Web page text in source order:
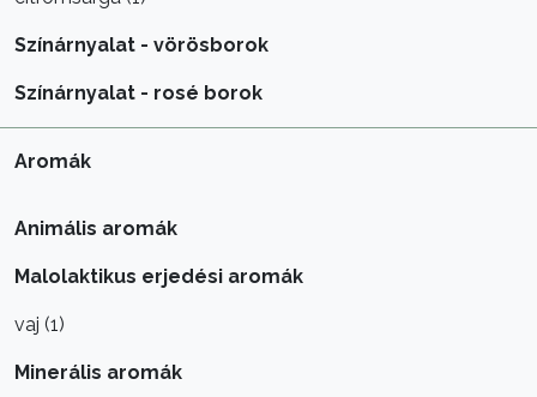
Színárnyalat - vörösborok
Színárnyalat - rosé borok
Aromák
Animális aromák
Malolaktikus erjedési aromák
vaj (1)
Minerális aromák